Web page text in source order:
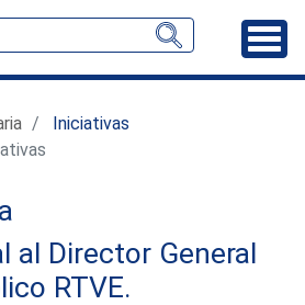
Iniciativas
al Director General
RTVE.